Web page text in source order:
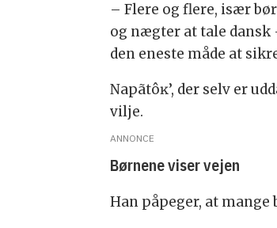
– Flere og flere, især
og nægter at tale dansk
den eneste måde at
Napãtôĸ’, der selv er
vilje.
ANNONCE
Børnene viser vejen
Han påpeger, at